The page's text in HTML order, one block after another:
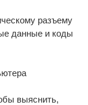
разъему
данные и коды
выяснить,